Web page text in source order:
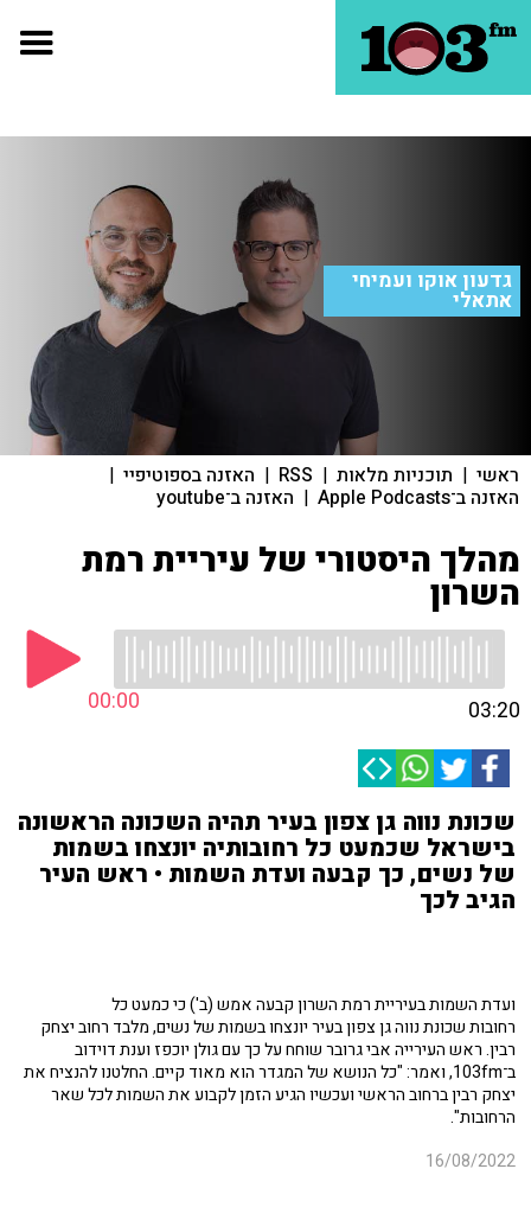
גדעון אוקו ועמיחי
אתאלי
ראשי | תוכניות מלאות |
RSS
| האזנה בספוטיפיי |
האזנה ב־Apple Podcasts | האזנה ב־youtube
מהלך היסטורי של עיריית רמת
השרון
00:00 03:20
שכונת נווה גן צפון בעיר תהיה השכונה הראשונה
בישראל שכמעט כל רחובותיה יונצחו בשמות
של נשים, כך קבעה ועדת השמות • ראש העיר
הגיב לכך
ועדת השמות בעיריית רמת השרון קבעה אמש (ב') כי כמעט כל
רחובות שכונת נווה גן צפון בעיר יונצחו בשמות של נשים, מלבד רחוב יצחק
רבין. ראש העירייה אבי גרובר שוחח על כך עם גולן יוכפז וענת דוידוב
ב־103fm, ואמר: "כל הנושא של המגדר הוא מאוד קיים. החלטנו להנציח את
יצחק רבין ברחוב הראשי ועכשיו הגיע הזמן לקבוע את השמות לכל שאר
הרחובות".
16/08/2022